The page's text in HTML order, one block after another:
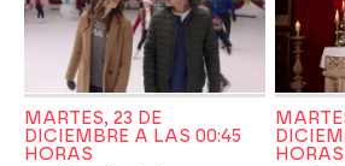
MARTES, 23 DE
DICIEMBRE A LAS 00:45
HORAS
HORAS